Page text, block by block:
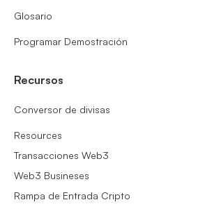
Glosario
Programar Demostración
Recursos
Conversor de divisas
Resources
Transacciones Web3
Web3 Busineses
Rampa de Entrada Cripto